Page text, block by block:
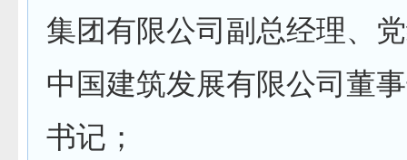
集团有限公司副总经理、
中国建筑发展有限公司董
书记；